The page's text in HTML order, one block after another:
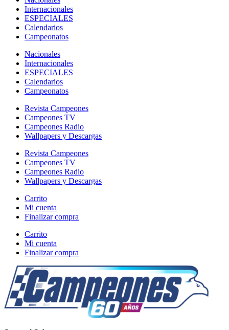
Internacionales
ESPECIALES
Calendarios
Campeonatos
Nacionales
Internacionales
ESPECIALES
Calendarios
Campeonatos
Revista Campeones
Campeones TV
Campeones Radio
Wallpapers y Descargas
Revista Campeones
Campeones TV
Campeones Radio
Wallpapers y Descargas
Carrito
Mi cuenta
Finalizar compra
Carrito
Mi cuenta
Finalizar compra